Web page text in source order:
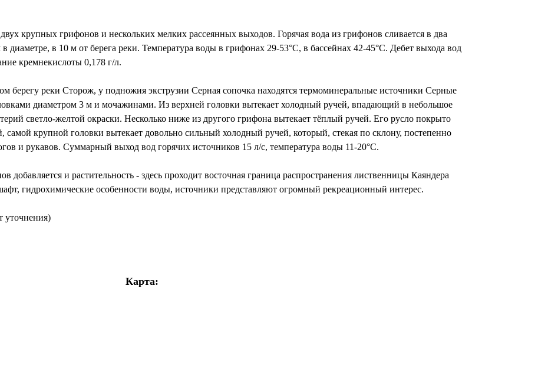
крупных грифонов и нескольких мелких рассеянных выходов. Горячая вода из грифонов сливается в два
диаметре, в 10 м от берега реки. Температура воды в грифонах 29-53°С, в бассейнах 42-45°С. Дебет выхода вод
кремнекислоты 0,178 г/л.
берегу реки Сторож, у подножия экструзии Серная сопочка находятся термоминеральные источники Серные
диаметром 3 м и мочажинами. Из верхней головки вытекает холодный ручей, впадающий в небольшое
светло-желтой окраски. Несколько ниже из другого грифона вытекает тёплый ручей. Его русло покрыто
крупной головки вытекает довольно сильный холодный ручей, который, стекая по склону, постепенно
и рукавов. Суммарный выход вод горячих источников 15 л/с, температура воды 11-20°С.
и растительность - здесь проходит восточная граница распространения лиственницы Каяндера
гидрохимические особенности воды, источники представляют огромный рекреационный интерес.
уточнения)
Карта: